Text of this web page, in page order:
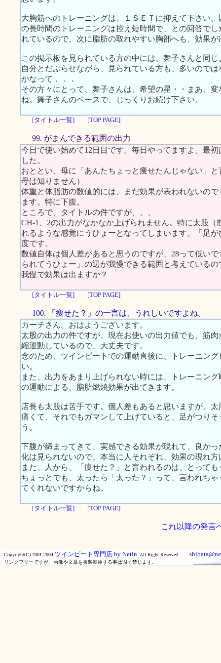
大胸筋へのトレーニングは、１ＳＥＴに抑えて下さい
の長時間のトレーニングは控え短時間で、との回答で
れているので、次に脂肪の取れやすい胸部へも、効果
この掲示板を見られている方の中には、舞子さんと同
自分とだぶらせながら、見られている方も、多いので
かなって．．．
その方々にとって、舞子さんは、希望の星・・まあ、
ね。舞子さんのペースで、じっくりお続け下さい。
[タイトル一覧] [TOP PAGE]
99. がまんできる範囲の出力
今日で使い始めて12日目です。毎日やってますよ。最
した。
おととい、母に「あんたちょっと痩せたんじゃない」
母は知りません）
体重と体脂肪の数値的には、まだ効果が表われないの
ます。特に下腹。
ところで、タイトルの件ですが、、、
CH-1、2の出力がなかなか上げられません。特に太股
れるような感覚にうひょーとなってしまいます。「足
度です。
数値自体は個人差があると思うのですが、28って低い
られてうひょー」の辺が我慢できる範囲と考えている
我慢で効果は出ますか？
[タイトル一覧] [TOP PAGE]
100. 「痩せた？」の一言は、うれしいですよね。
カーチさん。おはようございます。
太股の出力の件ですが、現在お使いの出力値でも、筋
縮運動しているので、大丈夫です。
念のため、ツインビートでの運動直後に、トレーニン
い。
また、出力をあまり上げられない時には、トレーニン
の運動による、脂肪燃焼効果が出てきます。
店長も太股は苦手です。個人差もあると思いますが、
痛くて、それでもガマンして上げていると、足がつり
う。
下腹が締まってきて、実感できる効果が現れて、良か
化は見られないので、本当に人それぞれ、効果の現れ方
また、人から、「痩せた？」と言われるのは、とって
ちょっとでも、太ったら「太った？」って、言われち
てくれないですからね。
[タイトル一覧] [TOP PAGE]
これ以降の発言
Copyright(C) 2001-2004 ツインビート専門店 by Netin. All Right Reserved.
リンクフリーですが、画像や文章を複製転用する事は固く禁じます。